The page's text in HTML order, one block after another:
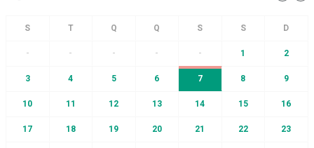
- - - - - 1 2
3 4 5 6 7 8 9
10 11 12 13 14 15 16
17 18 19 20 21 22 23